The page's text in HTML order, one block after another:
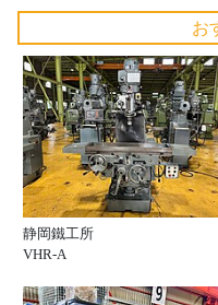
お
静岡鐵工所
VHR-A